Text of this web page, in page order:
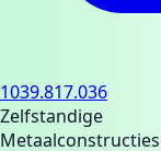
1039.817.036
Zelfstandige
Metaalconstructies